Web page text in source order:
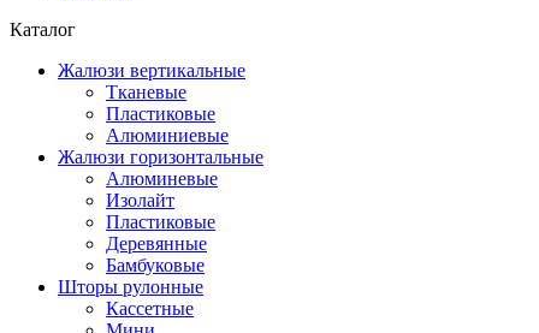
Каталог
Жалюзи вертикальные
Тканевые
Пластиковые
Алюминиевые
Жалюзи горизонтальные
Алюминевые
Изолайт
Пластиковые
Деревянные
Бамбуковые
Шторы рулонные
Кассетные